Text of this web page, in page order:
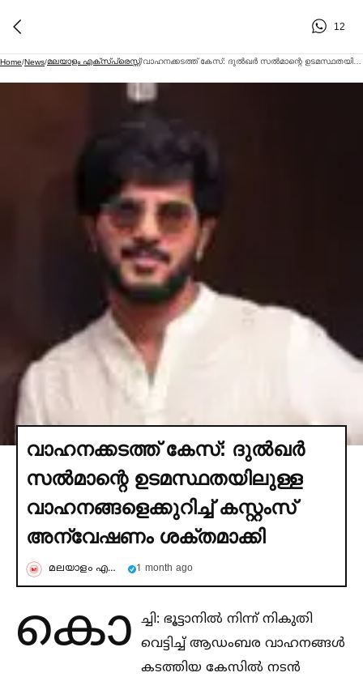
12
Home/News/മലയാളം എക്സ്പ്രെസ്സ്/
വാഹനക്കടത്ത് കേസ്: ദുല്‍ഖര്‍
സല്‍മാന്റെ ഉടമസ്ഥതയിലുള്ള
വാഹനങ്ങളെക്കുറിച്ച്‌ കസ്റ്റംസ്
അന്വേഷണം ശക്തമാക്കി
മലയാളം എക്സ്പ്രെസ്സ് 1 month ago
കൊ ച്ചി: ഭൂട്ടാനില്‍ നിന്ന് നികുതി
വെട്ടിച്ച്‌ ആഡംബര വാഹനങ്ങള്‍
കടത്തിയ കേസില്‍ നടൻ